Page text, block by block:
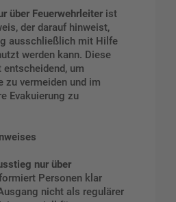
über Feuerwehrleiter ist
der darauf hinweist,
ausschließlich mit Hilfe
werden kann. Diese
entscheidend, um
zu vermeiden und im
Evakuierung zu
nur über
Personen klar
nicht als regulärer